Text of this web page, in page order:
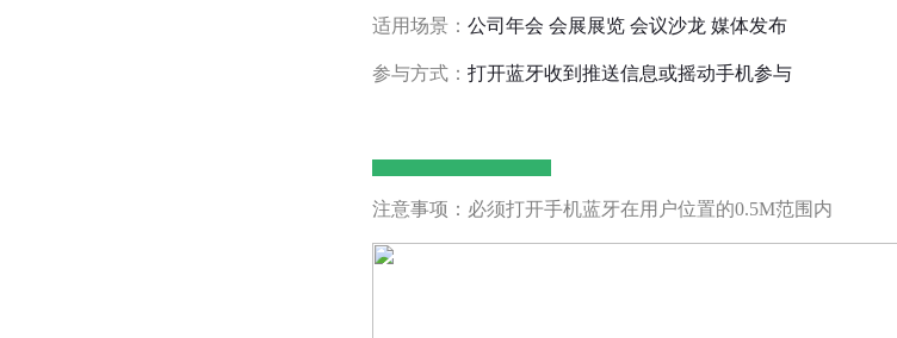
适用场景： 公司年会 会展展览 会议沙龙 媒体发布
参与方式： 打开蓝牙收到推送信息或摇动手机参与
注意事项：必须打开手机蓝牙在用户位置的0.5M范围内